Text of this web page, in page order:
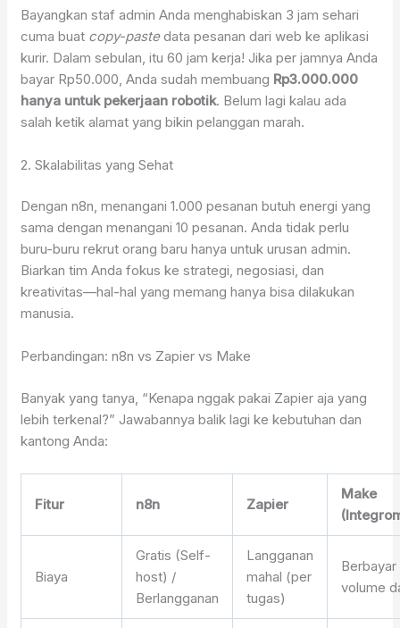
Bayangkan staf admin Anda menghabiskan 3 jam sehari
cuma buat copy-pastedata pesanan dari web ke aplikasi
kurir. Dalam sebulan, itu 60 jam kerja! Jika per jamnya Anda
bayar Rp50.000, Anda sudah membuang Rp3.000.000
hanya untuk pekerjaan robotik. Belum lagi kalau ada
salah ketik alamat yang bikin pelanggan marah.
2. Skalabilitas yang Sehat
Dengan n8n, menangani 1.000 pesanan butuh energi yang
sama dengan menangani 10 pesanan. Anda tidak perlu
buru-buru rekrut orang baru hanya untuk urusan admin.
Biarkan tim Anda fokus ke strategi, negosiasi, dan
kreativitas—hal-hal yang memang hanya bisa dilakukan
manusia.
Perbandingan: n8n vs Zapier vs Make
Banyak yang tanya, “Kenapa nggak pakai Zapier aja yang
lebih terkenal?” Jawabannya balik lagi ke kebutuhan dan
kantong Anda:
Fitur n8n Zapier
Make
Biaya
Gratis (Self-
host) /
Berlangganan
Langganan
mahal (per
tugas)
volume